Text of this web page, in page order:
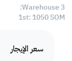
سعر الإيجار
3 Warehouse:
1st: 1050 SQM
Total Area: 2050 SQM